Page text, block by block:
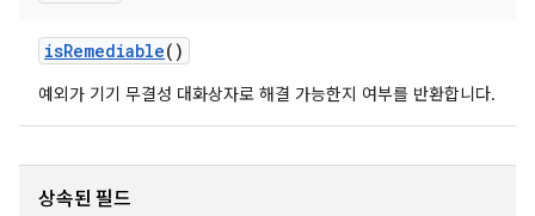
isRemediable()
예외가 기기 무결성 대화상자로 해결 가능한지 여부를 반환합니다.
상속된 필드